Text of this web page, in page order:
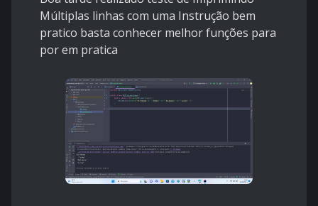
Múltiplas linhas com uma Instrução bem
pratico basta conhecer melhor funções para
por em pratica